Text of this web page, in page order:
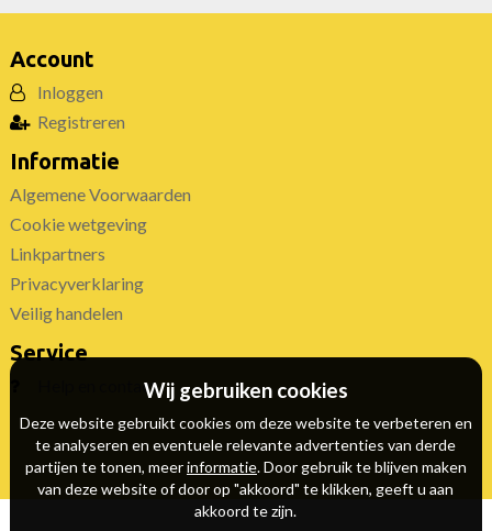
Account
Inloggen
Registreren
Informatie
Algemene Voorwaarden
Cookie wetgeving
Linkpartners
Privacyverklaring
Veilig handelen
Service
Help en contactWij gebruiken cookies
Deze website gebruikt cookies om deze website te verbeteren en
te analyseren en eventuele relevante advertenties van derde
partijen te tonen, meerinformatie. Door gebruik te blijven maken
van deze website of door op "akkoord" te klikken, geeft u aan
akkoord te zijn.